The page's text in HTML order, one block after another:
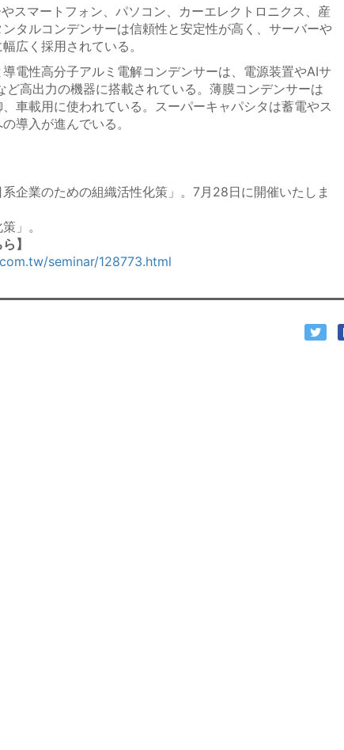
スマートフォン、パソコン、カーエレクトロニクス、産
タルコンデンサーは信頼性と安定性が高く、サーバーや
広く採用されている。
電性高分子アルミ電解コンデンサーは、電源装置やAIサ
ど高出力の機器に搭載されている。薄膜コンデンサーは
車載用に使われている。スーパーキャパシタは蓄電やス
導入が進んでいる。
企業のための組織活性化策」。7月28日に開催いたしま
」。
】
seminar/128773.html